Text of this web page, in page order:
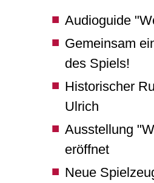
Audioguide
Gemeinsam
des Spiels!
Historischer
Ulrich
Ausstellung
eröffnet
Neue